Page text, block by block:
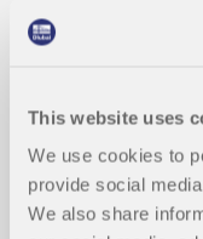
This website uses
We use cookies to
provide social
We also share
Knickstabile
ined Brace -